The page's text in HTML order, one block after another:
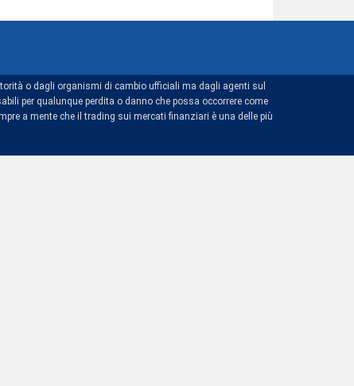
o dagli organismi di cambio ufficiali ma dagli agenti sul
per qualunque perdita o danno che possa occorrere come
a mente che il trading sui mercati finanziari è una delle più